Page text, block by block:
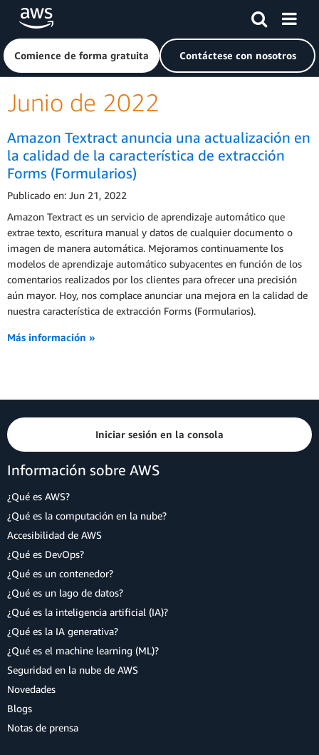
Saltar al contenido principal
Haga clic aquí para volver a la página de inicio de Amazon
Comience de forma gratuita Contáctese con nosotros
Junio de 2022
Amazon Textract anuncia una actualización en
la calidad de la característica de extracción
Forms (Formularios)
Publicado en: Jun 21, 2022
Amazon Textract es un servicio de aprendizaje automático que
extrae texto, escritura manual y datos de cualquier documento o
imagen de manera automática. Mejoramos continuamente los
modelos de aprendizaje automático subyacentes en función de los
comentarios realizados por los clientes para ofrecer una precisión
aún mayor. Hoy, nos complace anunciar una mejora en la calidad de
nuestra característica de extracción Forms (Formularios).
Más información »
Iniciar sesión en la consola
Información sobre AWS
¿Qué es AWS?
¿Qué es la computación en la nube?
Accesibilidad de AWS
¿Qué es DevOps?
¿Qué es un contenedor?
¿Qué es un lago de datos?
¿Qué es la inteligencia artificial (IA)?
¿Qué es la IA generativa?
¿Qué es el machine learning (ML)?
Seguridad en la nube de AWS
Novedades
Blogs
Notas de prensa